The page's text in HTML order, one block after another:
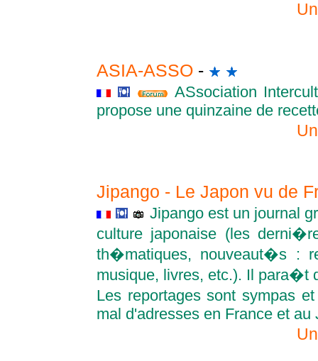
ASIA-ASSO -
ASsociation
propose une quinzaine de
Jipango - Le Japon vu de
Jipango est un journal
culture japonaise (les
th�matiques, nouveaut�s :
musique, livres, etc.). Il para�t
Les reportages sont sympas
mal d'adresses en France et au